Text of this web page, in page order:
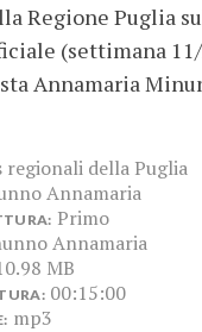
Regione Puglia
(settimana 11/
Annamaria
regionali della Puglia
Annamaria
Primo
Annamaria
MB
00:15:00
mp3